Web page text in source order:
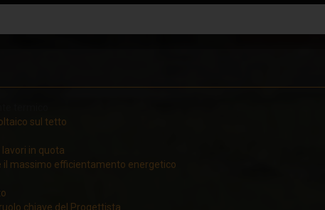
sul tetto
in quota
massimo efficientamento energetico
chiave del Progettista